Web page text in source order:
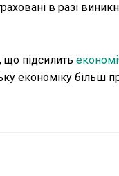
в разі
що підсилить
економіку більш